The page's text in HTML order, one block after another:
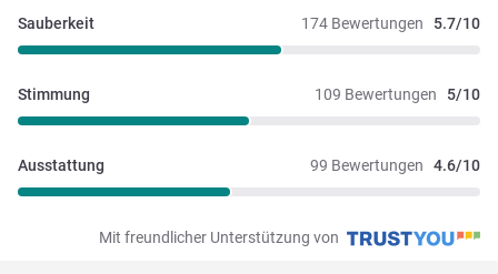
174 Bewertungen 5.7/10
Sauberkeit
109 Bewertungen 5/10
Stimmung
99 Bewertungen 4.6/10
Ausstattung
Mit freundlicher Unterstützung von